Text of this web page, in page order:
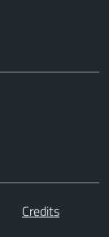
Credits